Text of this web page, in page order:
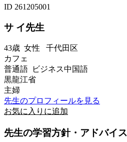
ID 261205001
サ イ先生
43歳 女性 千代田区
カフェ
普通語 ビジネス中国語
黒龍江省
主婦
先生のプロフィールを見る
お気に入りに追加
先生の学習方針・アドバイス